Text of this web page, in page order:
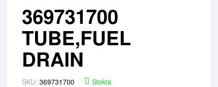
369731700
TUBE,FUEL
DRAIN
SKU: 369731700 Stokta